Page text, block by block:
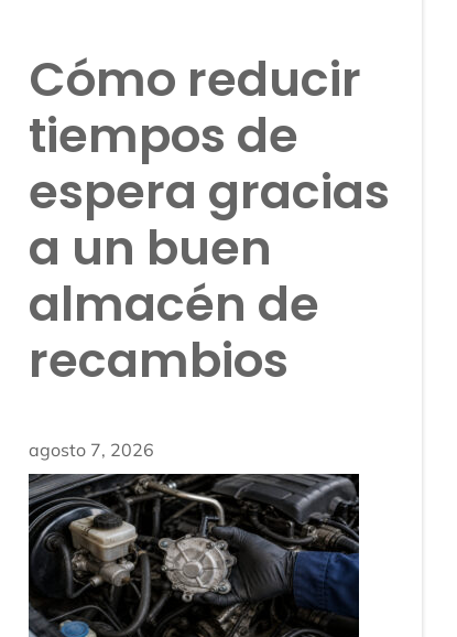
Cómo reducir
tiempos de
espera gracias
a un buen
almacén de
recambios
agosto 7, 2026